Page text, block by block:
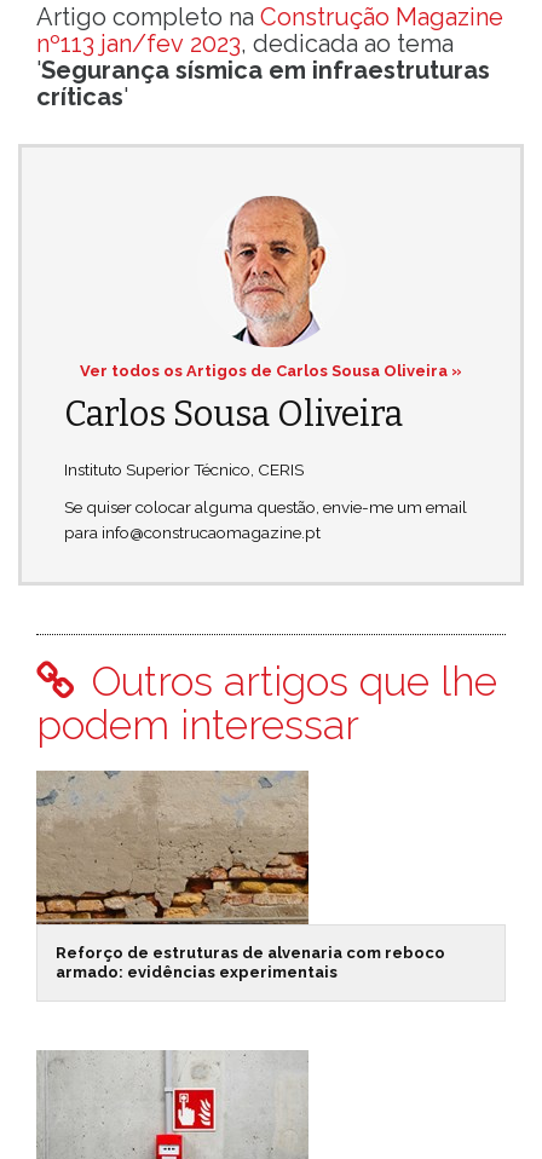
Artigo completo na Construção Magazine
nº113 jan/fev 2023, dedicada ao tema
'Segurança sísmica em infraestruturas
críticas'
Ver todos os Artigos de Carlos Sousa Oliveira »
Carlos Sousa Oliveira
Instituto Superior Técnico, CERIS
Se quiser colocar alguma questão, envie-me um email
para info@construcaomagazine.pt
Outros artigos que lhe
podem interessar
Reforço de estruturas de alvenaria com reboco
armado: evidências experimentais